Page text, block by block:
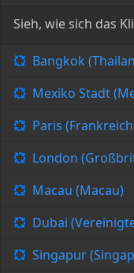
Sieh, wie sich das
Bangkok
Mexiko Stadt
Paris
London
Macau (Macau)
Dubai
Singapur